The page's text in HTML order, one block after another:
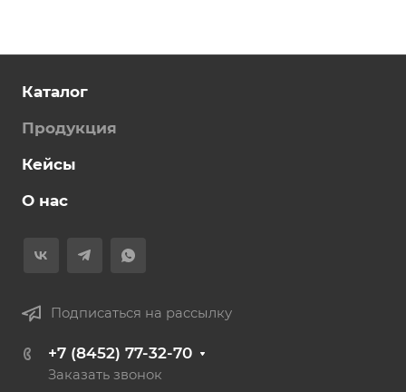
Каталог
Продукция
Кейсы
О нас
Подписаться на рассылку
+7 (8452) 77-32-70
Заказать звонок